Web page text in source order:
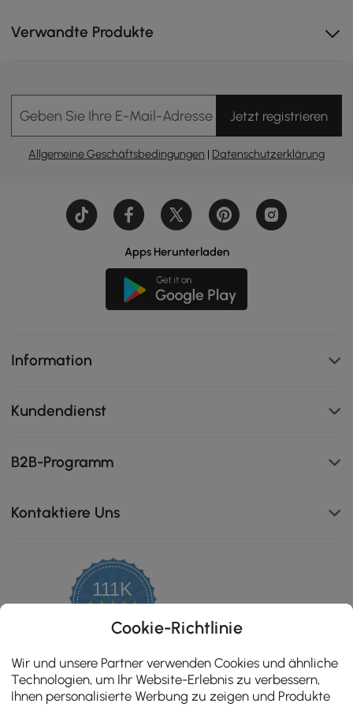
korrekte Körperhaltung.
Polsterung aus hochdichtem Schaumstoff für lang
anhaltenden Komfort und Entspannung.
Verwandte Produkte
Geben Sie Ihre E-Mail-Adresse EinJetzt registrieren
Allgemeine Geschäftsbedingungen | Datenschutzerklärung
Apps Herunterladen
Information
Kundendienst
B2B-Programm
Kontaktiere Uns
111K
4.8
star
rating
ZERTIFIZIERTE BEWERTUNGEN
Cookie-Richtlinie
Wir und unsere Partner verwenden Cookies und ähnliche
Technologien, um Ihr Website-Erlebnis zu verbessern,
Ihnen personalisierte Werbung zu zeigen und Produkte